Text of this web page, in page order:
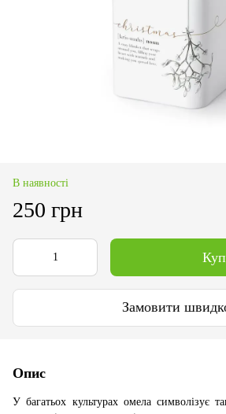
В наявності
250 грн
Замовити
Опис
У багатьох культурах омела символізує